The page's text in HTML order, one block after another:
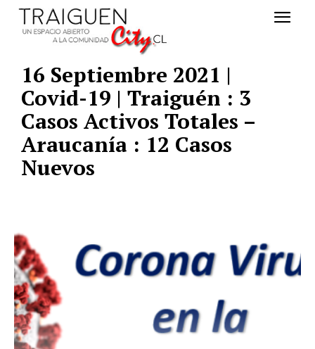
16 Septiembre 2021 |
Covid-19 | Traiguén : 3
Casos Activos Totales –
Araucanía : 12 Casos
Nuevos